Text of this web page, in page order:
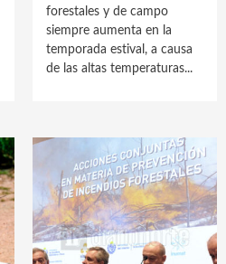
forestales y de campo
siempre aumenta en la
temporada estival, a causa
de las altas temperaturas...